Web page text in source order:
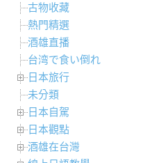
古物收藏
熱門精選
酒雄直播
台湾で食い倒れ
日本旅行
未分類
日本自駕
日本觀點
酒雄在台灣